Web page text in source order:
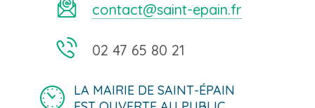
contact@saint-epain.fr
02 47 65 80 21
LA MAIRIE DE SAINT-ÉPAIN